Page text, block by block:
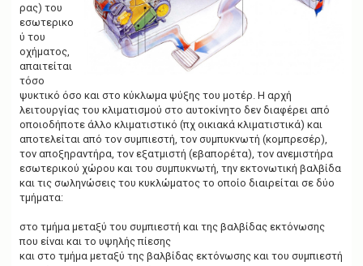
ρας) του
εσωτερικο
ύ του
οχήματος,
απαιτείται
τόσο
ψυκτικό όσο και στο κύκλωμα ψύξης του μοτέρ. Η αρχή
λειτουργίας του κλιματισμού στο αυτοκίνητο δεν διαφέρει από
οποιοδήποτε άλλο κλιματιστικό (πχ οικιακά κλιματιστικά) και
αποτελείται από τον συμπιεστή, τον συμπυκνωτή (κομπρεσέρ),
τον αποξηραντήρα, τον εξατμιστή (εβαπορέτα), τον ανεμιστήρα
εσωτερικού χώρου και του συμπυκνωτή, την εκτονωτική βαλβίδα
και τις σωληνώσεις του κυκλώματος το οποίο διαιρείται σε δύο
τμήματα:
στο τμήμα μεταξύ του συμπιεστή και της βαλβίδας εκτόνωσης
που είναι και το υψηλής πίεσης
και στο τμήμα μεταξύ της βαλβίδας εκτόνωσης και του συμπιεστή